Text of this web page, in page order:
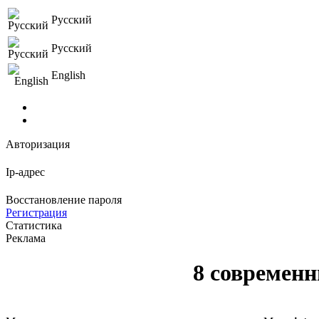
Русский
Русский
English
Авторизация
Ip-адрес
Восстановление пароля
Регистрация
Статистика
Реклама
8